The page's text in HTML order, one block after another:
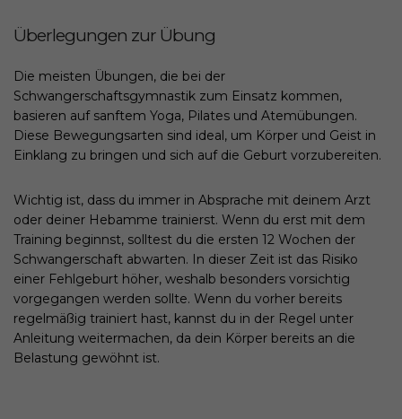
Überlegungen zur Übung
Die meisten Übungen, die bei der
Schwangerschaftsgymnastik zum Einsatz kommen,
basieren auf sanftem Yoga, Pilates und Atemübungen.
Diese Bewegungsarten sind ideal, um Körper und Geist in
Einklang zu bringen und sich auf die Geburt vorzubereiten.
Wichtig ist, dass du immer in Absprache mit deinem Arzt
oder deiner Hebamme trainierst. Wenn du erst mit dem
Training beginnst, solltest du die ersten 12 Wochen der
Schwangerschaft abwarten. In dieser Zeit ist das Risiko
einer Fehlgeburt höher, weshalb besonders vorsichtig
vorgegangen werden sollte. Wenn du vorher bereits
regelmäßig trainiert hast, kannst du in der Regel unter
Anleitung weitermachen, da dein Körper bereits an die
Belastung gewöhnt ist.